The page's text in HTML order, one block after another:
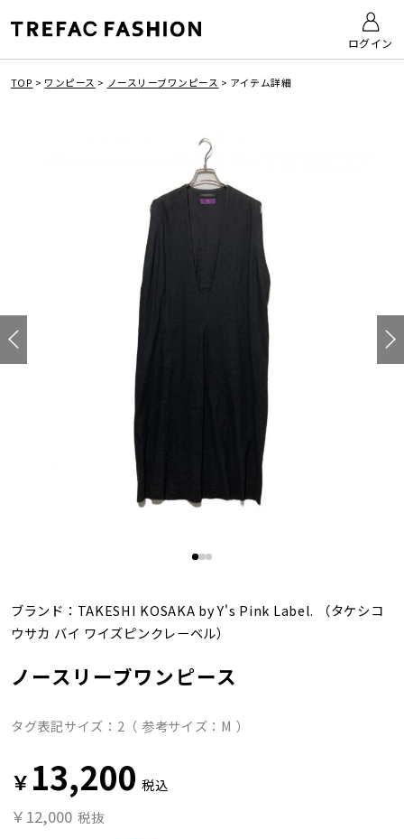
ログイン
TOP > ワンピース > ノースリーブワンピース > アイテム詳細
ブランド： TAKESHI KOSAKA by Y's Pink Label.
（タケシコ
ウサカ バイ ワイズピンクレーベル）
ノースリーブワンピース
タグ表記サイズ：2（ 参考サイズ：M ）
￥ 13,200 税込
￥12,000 税抜